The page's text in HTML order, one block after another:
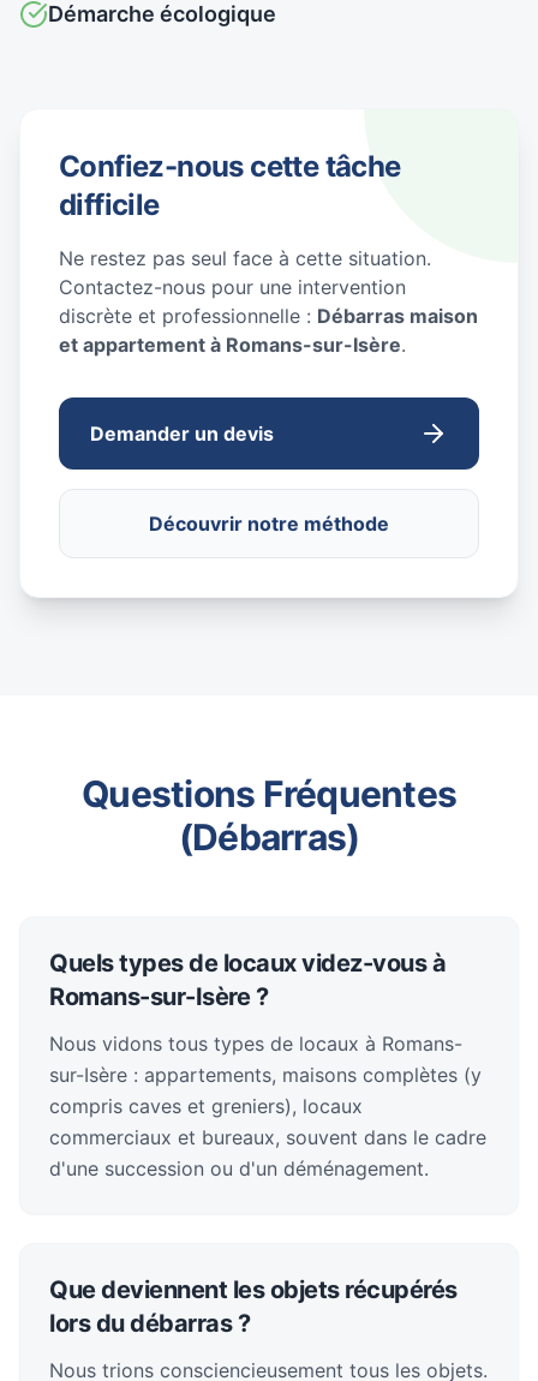
Démarche écologique
Confiez-nous cette tâche
difficile
Ne restez pas seul face à cette situation.
Contactez-nous pour une intervention
discrète et professionnelle : Débarras maison
et appartement à Romans-sur-Isère.
Demander un devis
Découvrir notre méthode
Questions Fréquentes
(Débarras)
Quels types de locaux videz-vous à
Romans-sur-Isère ?
Nous vidons tous types de locaux à Romans-
sur-Isère : appartements, maisons complètes (y
compris caves et greniers), locaux
commerciaux et bureaux, souvent dans le cadre
d'une succession ou d'un déménagement.
Que deviennent les objets récupérés
lors du débarras ?
Nous trions consciencieusement tous les objets.